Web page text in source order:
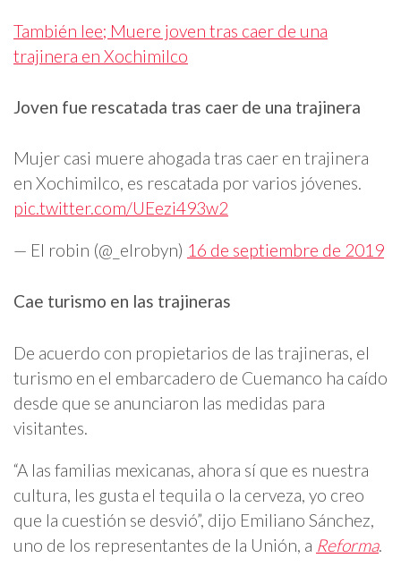
También lee; Muere joven tras caer de una
trajinera en Xochimilco
Joven fue rescatada tras caer de una trajinera
Mujer casi muere ahogada tras caer en trajinera
en Xochimilco, es rescatada por varios jóvenes.
pic.twitter.com/UEezi493w2
— El robin (@_elrobyn) 16 de septiembre de 2019
Cae turismo en las trajineras
De acuerdo con propietarios de las trajineras, el
turismo en el embarcadero de Cuemanco ha caído
desde que se anunciaron las medidas para
visitantes.
“A las familias mexicanas, ahora sí que es nuestra
cultura, les gusta el tequila o la cerveza, yo creo
que la cuestión se desvió”, dijo Emiliano Sánchez,
uno de los representantes de la Unión, a Reforma.